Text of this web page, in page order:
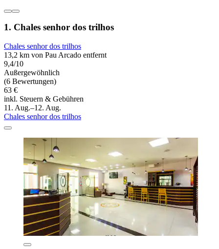
1. Chales senhor dos trilhos
Chales senhor dos trilhos
13,2 km von Pau Arcado entfernt
9,4/10
Außergewöhnlich
(6 Bewertungen)
63 €
inkl. Steuern & Gebühren
11. Aug.–12. Aug.
Chales senhor dos trilhos